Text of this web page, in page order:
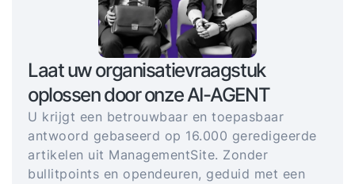
Laat uw organisatievraagstuk
oplossen door onze AI-AGENT
U krijgt een betrouwbaar en toepasbaar
antwoord gebaseerd op 16.000 geredigeerde
artikelen uit ManagementSite. Zonder
bullitpoints en opendeuren, geduid met een